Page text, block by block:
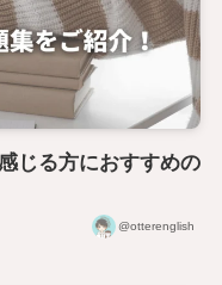
じる方におすすめの
@otterenglish